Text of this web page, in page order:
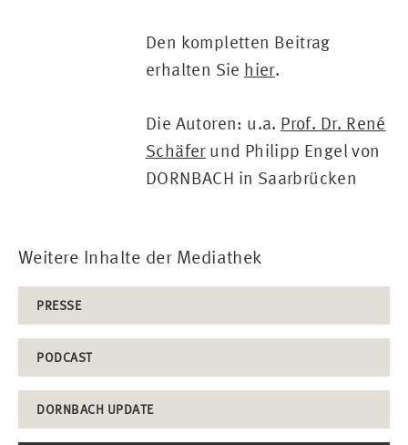
Den kompletten Beitrag
erhalten Sie hier.
Die Autoren: u.a. Prof. Dr. René
Schäferund Philipp Engel von
DORNBACH in Saarbrücken
Weitere Inhalte der Mediathek
PRESSE
PODCAST
DORNBACH UPDATE